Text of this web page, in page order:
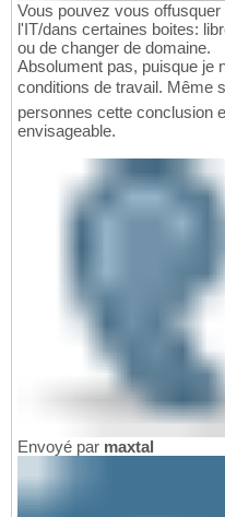
Vous pouvez vous
l'IT/dans certaines boites:
ou de changer de domaine.
Absolument pas, puisque je
conditions de travail. Même
personnes cette conclusion
envisageable.
Envoyé par maxtal